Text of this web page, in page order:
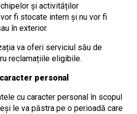
și activităților
fi stocate intern și nu vor fi
în exterior.
va oferi serviciul său de
reclamațiile eligibile.
personal
cu caracter personal în scopul
le va păstra pe o perioadă care